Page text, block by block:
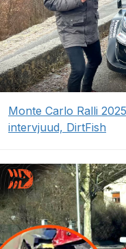
Monte Carlo Ralli
intervjuud, DirtFish